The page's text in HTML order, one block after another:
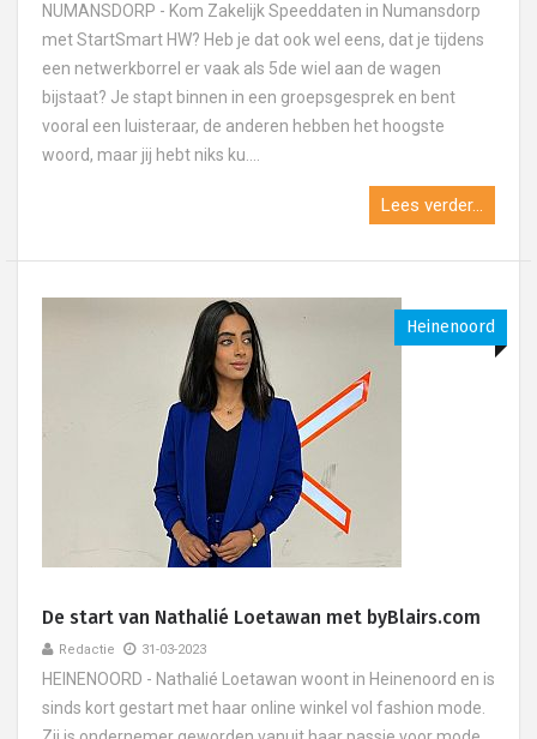
NUMANSDORP - Kom Zakelijk Speeddaten in Numansdorp
met StartSmart HW? Heb je dat ook wel eens, dat je tijdens
een netwerkborrel er vaak als 5de wiel aan de wagen
bijstaat? Je stapt binnen in een groepsgesprek en bent
vooral een luisteraar, de anderen hebben het hoogste
woord, maar jij hebt niks ku....
Lees verder...
Heinenoord
De start van Nathalié Loetawan met byBlairs.com
Redactie 31-03-2023
HEINENOORD - Nathalié Loetawan woont in Heinenoord en is
sinds kort gestart met haar online winkel vol fashion mode.